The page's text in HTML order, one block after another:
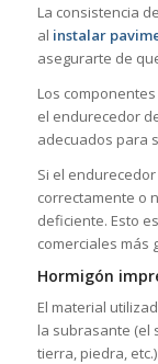
La consistencia
al instalar
asegurarte de
Los
el endurecedor
adecuados para
Si el
correctamente o
deficiente. Esto
comerciales más
Hormigón
El material
la subrasante (el
tierra, piedra,